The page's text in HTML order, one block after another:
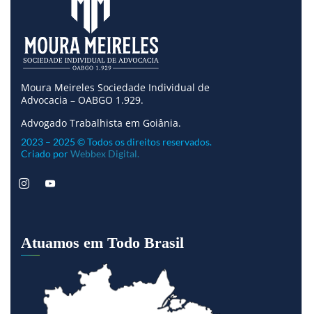
Moura Meireles Sociedade Individual de
Advocacia – OABGO 1.929.
Advogado Trabalhista em Goiânia.
2023 – 2025 © Todos os direitos reservados.
Criado porWebbex Digital.
Atuamos em Todo Brasil